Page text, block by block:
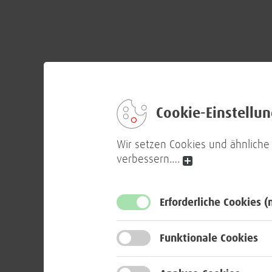
Cookie-
Wir setzen Cookies und
verbessern.…
Erforderliche Cookies
Funktionale Cookies